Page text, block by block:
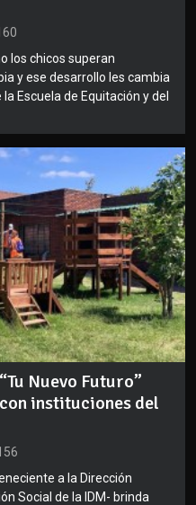
los chicos superan
y ese desarrollo les cambia
Escuela de Equitación y del
Nuevo Futuro”
instituciones del
a la Dirección
Social de la IDM- brinda